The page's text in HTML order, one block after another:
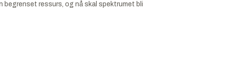
ressurs, og nå skal spektrumet bli